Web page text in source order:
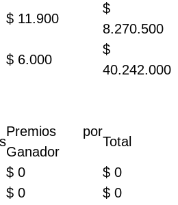
$ 11.900
$
8.270.500
$ 6.000
$
40.242.000
Premios por
Ganador
Total
$ 0
$ 0
$ 0 $ 0